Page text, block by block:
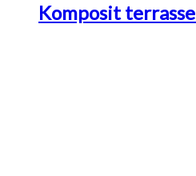
Komposit terrasse